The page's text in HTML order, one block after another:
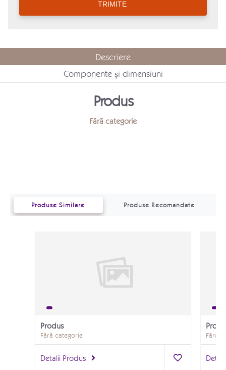
Descriere
Componente și dimensiuni
Produs
Fără categorie
Produse Similare Produse Recomandate
Produs
Fără categorie
Detalii Produs
Fără